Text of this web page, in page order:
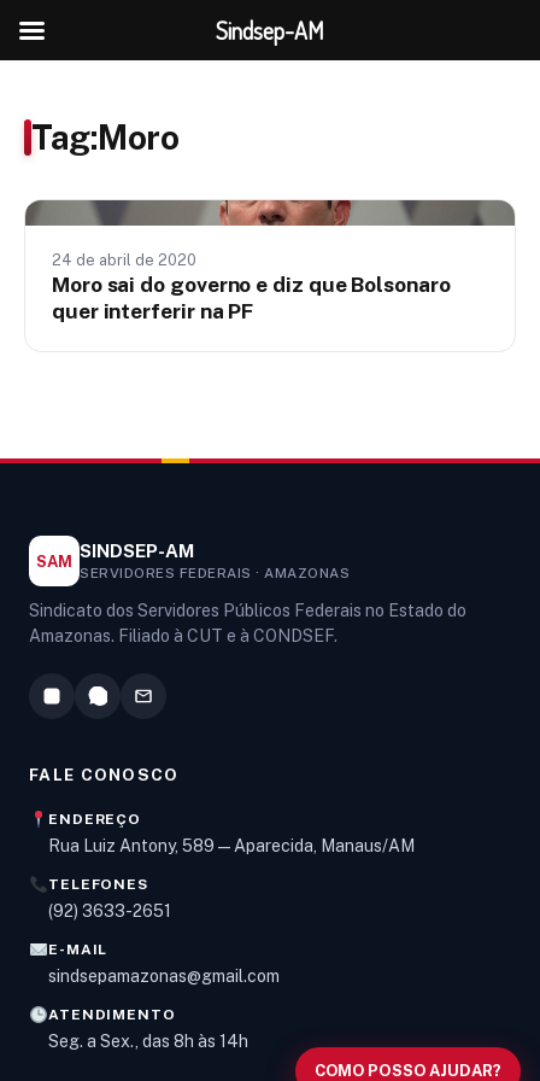
Tag:Moro
Notícias
24 de abril de 2020
Moro sai do governo e diz que Bolsonaro
quer interferir na PF
SAM SINDSEP-AM
SERVIDORES FEDERAIS · AMAZONAS
Sindicato dos Servidores Públicos Federais no Estado do
Amazonas. Filiado à CUT e à CONDSEF.
FALE CONOSCO
ENDEREÇO
Rua Luiz Antony, 589 — Aparecida, Manaus/AM
TELEFONES
(92) 3633-2651
E-MAIL
sindsepamazonas@gmail.com
ATENDIMENTO
Seg. a Sex., das 8h às 14h
COMO POSSO AJUDAR?
Olá! Digite um assunto e vou buscar em nossas
Sindsep-AM